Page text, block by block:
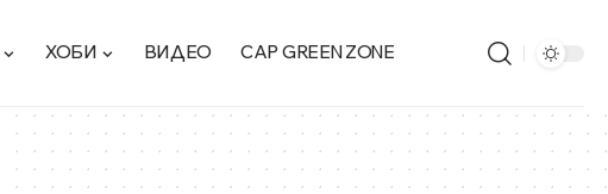
ХОБИ ВИДЕО CAP GREEN ZONE